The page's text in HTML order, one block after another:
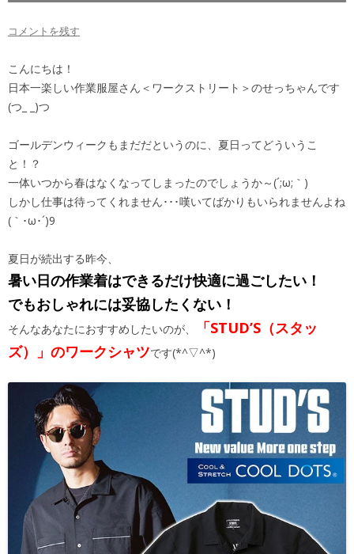
コメントを残す
こんにちは！
日本一楽しい作業服屋さん＜ワークストリート＞のせっちゃんです
(つ_ _)つ
ゴールデンウィークもまだだというのに、夏日ってどういうこ
と！？
一体いつから春はなくなってしまったのでしょうか～(´;ω;｀)
しかし仕事は待ってくれません･･･嘆いてばかりもいられませんよね
(｀･ω･´)9
夏日が続出する昨今、
暑い日の作業着はできるだけ快適に過ごしたい！
でもおしゃれには妥協したくない！
そんなあなたにおすすめしたいのが、
「STUD’S（スタッ
ズ）」のワークシャツです(*^▽^*)